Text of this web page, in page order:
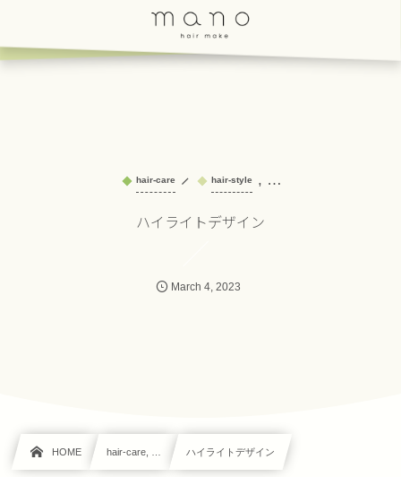
hair-care hair-style , …
ハイライトデザイン
March 4,2023
HOME hair-care, … ハイライトデザイン